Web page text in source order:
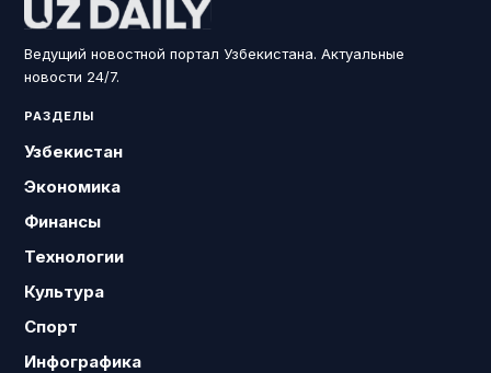
Ведущий новостной портал Узбекистана. Актуальные
новости 24/7.
РАЗДЕЛЫ
Узбекистан
Экономика
Финансы
Технологии
Культура
Спорт
Инфографика